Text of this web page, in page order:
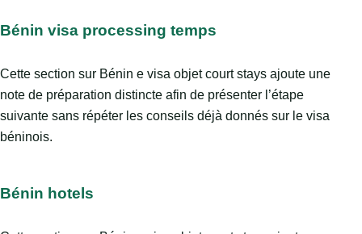
Bénin visa processing temps
Cette section sur Bénin e visa objet court stays ajoute une
note de préparation distincte afin de présenter l’étape
suivante sans répéter les conseils déjà donnés sur le visa
béninois.
Bénin hotels